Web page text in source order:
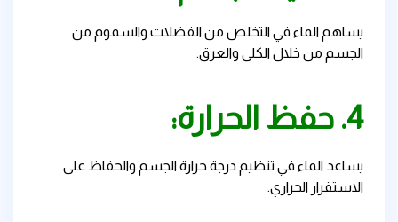
يساهم الماء في التخلص من الفضلات والسموم من
الجسم من خلال الكلى والعرق.
4. حفظ الحرارة:
يساعد الماء في تنظيم درجة حرارة الجسم والحفاظ على
الاستقرار الحراري.